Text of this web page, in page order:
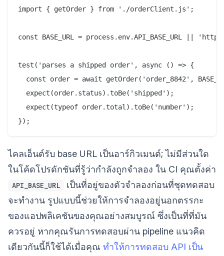
import { getOrder } from './orderClient.js';
const BASE_URL = process.env.API_BASE_URL ||
test('parses a shipped order', async () => {
const order = await getOrder('order_8842',
  expect(order.status).toBe('shipped');
  expect(typeof order.total).toBe('number');
ไคลเอ็นต์รับ base URL เป็นอาร์กิวเมนต์; ไม่มีส่วนใด
ในโค้ดโปรดักชันที่รู้ว่ากำลังถูกจำลอง ใน CI คุณตั้งค่า
API_BASE_URL
เป็นที่อยู่ของตัวจำลองก่อนที่ชุดทดสอบ
จะทำงาน รูปแบบนี้ช่วยให้การจำลองอยู่นอกตรรกะ
ของแอปพลิเคชันของคุณอย่างสมบูรณ์ ซึ่งเป็นที่ที่มัน
ควรอยู่ หากคุณรันการทดสอบผ่าน pipeline แนวคิด
เดียวกันนี้ก็ใช้ได้เมื่อคุณ ทำให้การทดสอบ API เป็น